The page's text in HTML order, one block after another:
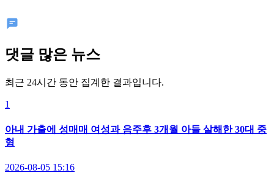
댓글 많은 뉴스
최근 24시간 동안 집계한 결과입니다.
1
아내 가출에 성매매 여성과 음주후 3개월 아들 살해한 30대 중
형
2026-08-05 15:16